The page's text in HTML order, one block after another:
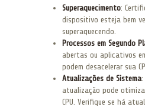
Superaquecimento:
dispositivo esteja bem
superaquecendo.
Processos em Segundo
abertas ou aplicativos
podem desacelerar sua
Atualizações de Sistema:
atualização pode
CPU. Verifique se há